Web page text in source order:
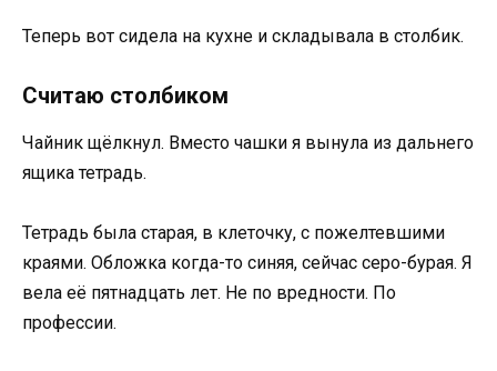
Теперь вот сидела на кухне и складывала в столбик.
Считаю столбиком
Чайник щёлкнул. Вместо чашки я вынула из дальнего
ящика тетрадь.
Тетрадь была старая, в клеточку, с пожелтевшими
краями. Обложка когда-то синяя, сейчас серо-бурая. Я
вела её пятнадцать лет. Не по вредности. По
профессии.